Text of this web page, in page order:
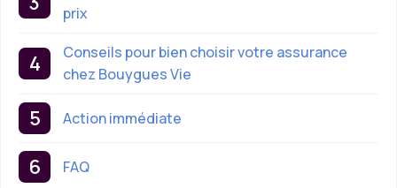
prix
Conseils pour bien choisir votre assurance
chez Bouygues Vie
Action immédiate
FAQ